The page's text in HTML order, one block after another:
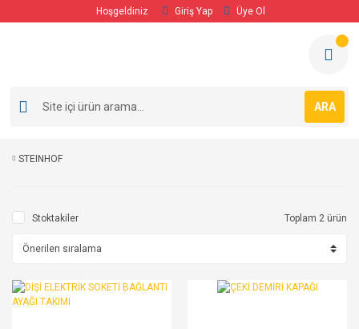
Hoşgeldiniz Giriş Yap Üye Ol
ARA
STEINHOF
Stoktakiler Toplam 2 ürün